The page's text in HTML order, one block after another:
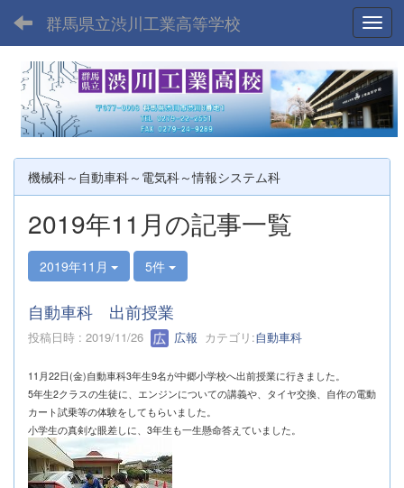
群馬県立渋川工業高等学校
機械科～自動車科～電気科～情報システム科
2019年11月の記事一覧
2019年11月 5件
自動車科 出前授業
投稿日時 : 2019/11/26 広報 カテゴリ:自動車科
11月22日(金)自動車科3年生9名が中郷小学校へ出前授業に行きました。
5年生2クラスの生徒に、エンジンについての講義や、タイヤ交換、自作の電動
カート試乗等の体験をしてもらいました。
小学生の真剣な眼差しに、3年生も一生懸命答えていました。